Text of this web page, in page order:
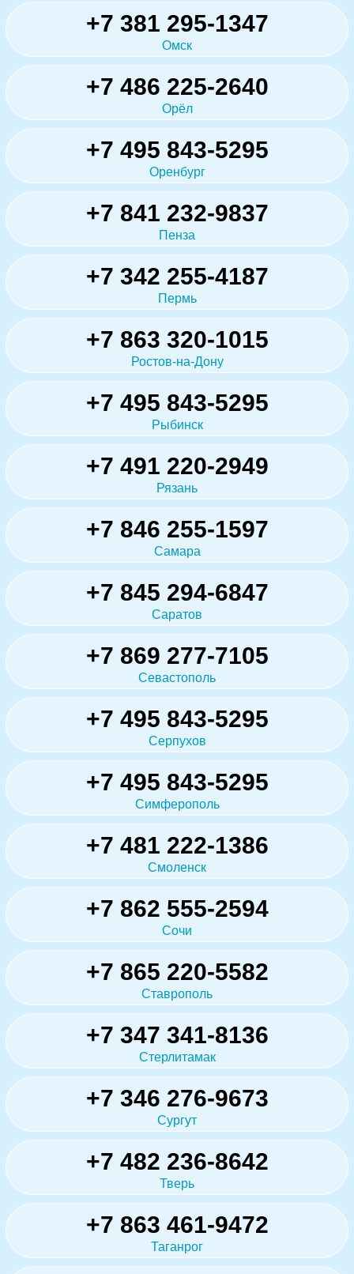
+7 381 295-1347
Омск
+7 486 225-2640
Орёл
+7 495 843-5295
Оренбург
+7 841 232-9837
Пенза
+7 342 255-4187
Пермь
+7 863 320-1015
Ростов-на-Дону
+7 495 843-5295
Рыбинск
+7 491 220-2949
Рязань
+7 846 255-1597
Самара
+7 845 294-6847
Саратов
+7 869 277-7105
Севастополь
+7 495 843-5295
Серпухов
+7 495 843-5295
Симферополь
+7 481 222-1386
Смоленск
+7 862 555-2594
Сочи
+7 865 220-5582
Ставрополь
+7 347 341-8136
Стерлитамак
+7 346 276-9673
Сургут
+7 482 236-8642
Тверь
+7 863 461-9472
Таганрог